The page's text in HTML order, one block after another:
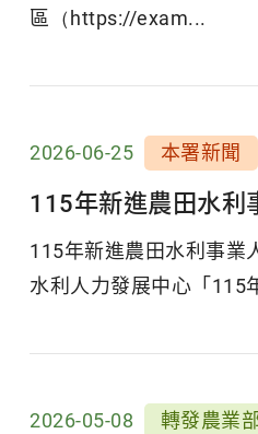
區（https://exam...
2026-06-25 本署新聞
115年新進農田水利
115年新進農田水利事業
水利人力發展中心「115
2026-05-08 轉發農業